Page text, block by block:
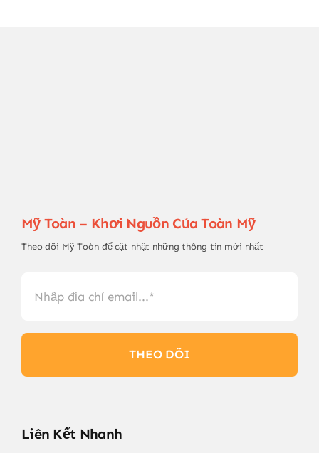
Mỹ Toàn – Khơi Nguồn Của Toàn Mỹ
Theo dõi Mỹ Toàn để cật nhật những thông tin mới nhất
THEO DÕI
Liên Kết Nhanh